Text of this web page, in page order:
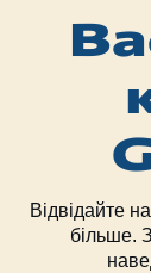
Відвідайте
більше.